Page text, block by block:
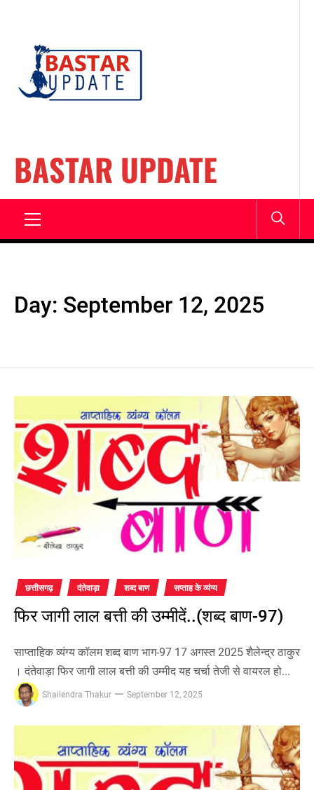
content
BASTAR UPDATE
Day: September 12, 2025
छत्तीसगढ़ दंतेवाड़ा शब्द बाण सप्ताह के व्यंग्य
फिर जागी लाल बत्ती की उम्मीदें..(शब्द बाण-97)
साप्ताहिक व्यंग्य कॉलम शब्द बाण भाग-97 17 अगस्त 2025 शैलेन्द्र ठाकुर
। दंतेवाड़ा फिर जागी लाल बत्ती की उम्मीद यह चर्चा तेजी से वायरल हो...
Shailendra Thakur September 12, 2025